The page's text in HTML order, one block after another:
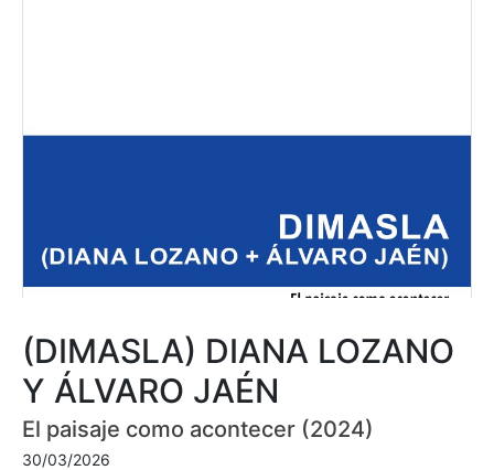
(DIMASLA) DIANA LOZANO
Y ÁLVARO JAÉN
El paisaje como acontecer (2024)
30/03/2026